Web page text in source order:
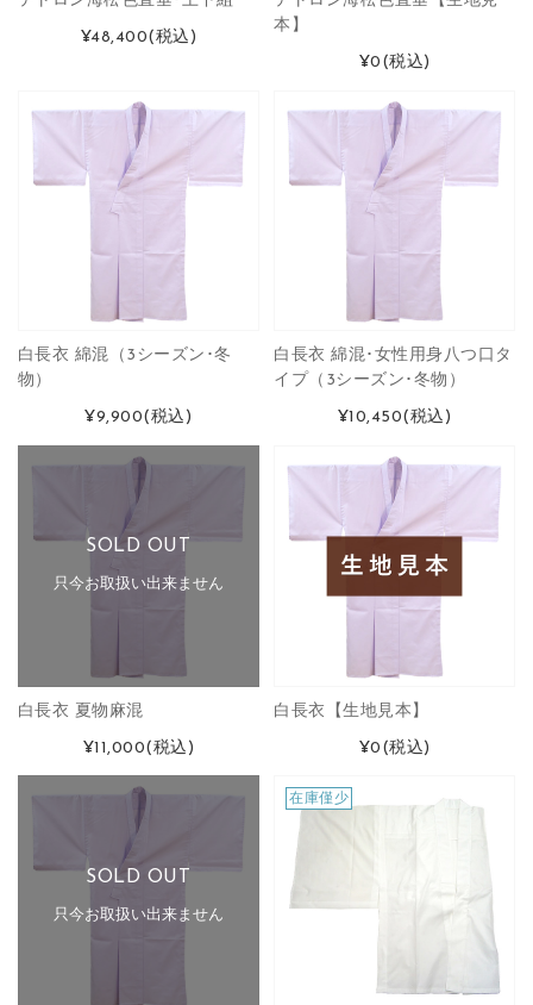
¥48,400(税込)
本】
¥0 (税込)
白長衣 綿混（3シーズン･冬
物）
¥9,900(税込)
白長衣 綿混･女性用身八つ口タ
イプ（3シーズン･冬物）
¥10,450(税込)
SOLD OUT
只今お取扱い出来ません
白長衣 夏物麻混
¥11,000(税込)
白長衣【生地見本】
¥0 (税込)
SOLD OUT
只今お取扱い出来ません
在庫僅少